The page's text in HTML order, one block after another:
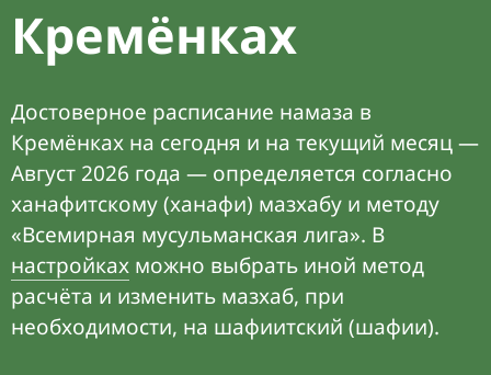
Кремёнках
Достоверное расписание намаза в
Кремёнках на сегодня и на текущий месяц —
Август 2026 года — определяется согласно
ханафитскому (ханафи) мазхабу и методу
«Всемирная мусульманская лига». В
настройках можно выбрать иной метод
расчёта и изменить мазхаб, при
необходимости, на шафиитский (шафии).